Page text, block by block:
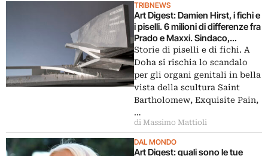
TRIBNEWS
Art Digest: Damien Hirst, i fichi e
i piselli. 6 milioni di differenze fra
Prado e Maxxi. Sindaco,
ministro e premier, tre
scimmiette per Jean Nouvel
Storie di piselli e di fichi. A
Doha si rischia lo scandalo
per gli organi genitali in bella
vista della scultura Saint
Bartholomew, Exquisite Pain,
…
di Massimo Mattioli
DAL MONDO
Art Digest: quali sono le tue